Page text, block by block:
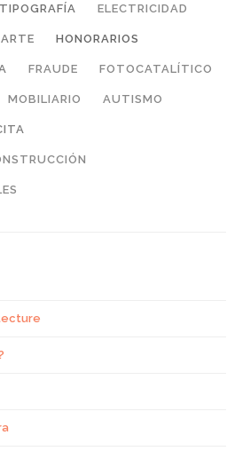
TIPOGRAFÍA ELECTRICIDAD
ARTE HONORARIOS
FRAUDE FOTOCATALÍTICO
MOBILIARIO AUTISMO